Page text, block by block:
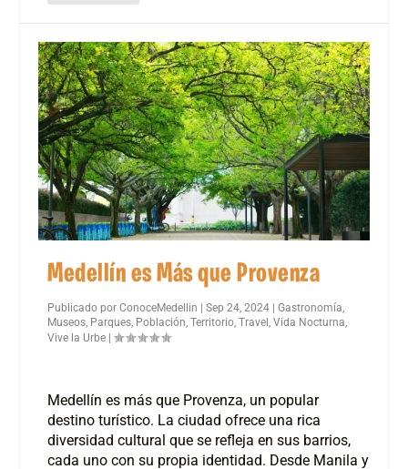
Medellín es Más que Provenza
Publicado porConoceMedellin |Sep 24, 2024 |Gastronomía
Museos Parques Población ,Territorio ,Travel ,Vida Nocturna
Vive la Urbe |
Medellín es más que Provenza, un popular
destino turístico. La ciudad ofrece una rica
diversidad cultural que se refleja en sus barrios,
cada uno con su propia identidad. Desde Manila y